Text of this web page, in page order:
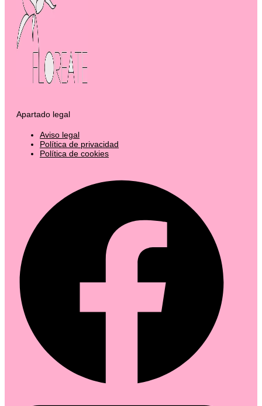
Apartado legal
Aviso legal
Política de privacidad
Política de cookies